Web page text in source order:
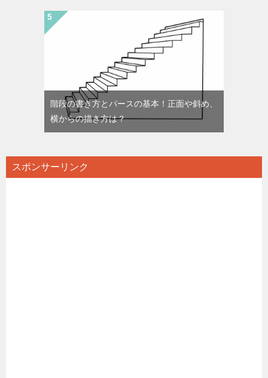
階段の書き方とパースの基本！正面や斜め、
横からの描き方は？
スポンサーリンク